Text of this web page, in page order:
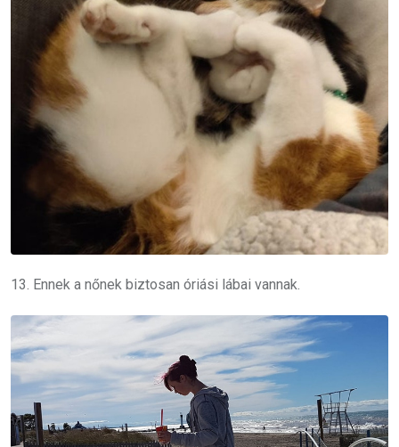
13. Ennek a nőnek biztosan óriási lábai vannak.